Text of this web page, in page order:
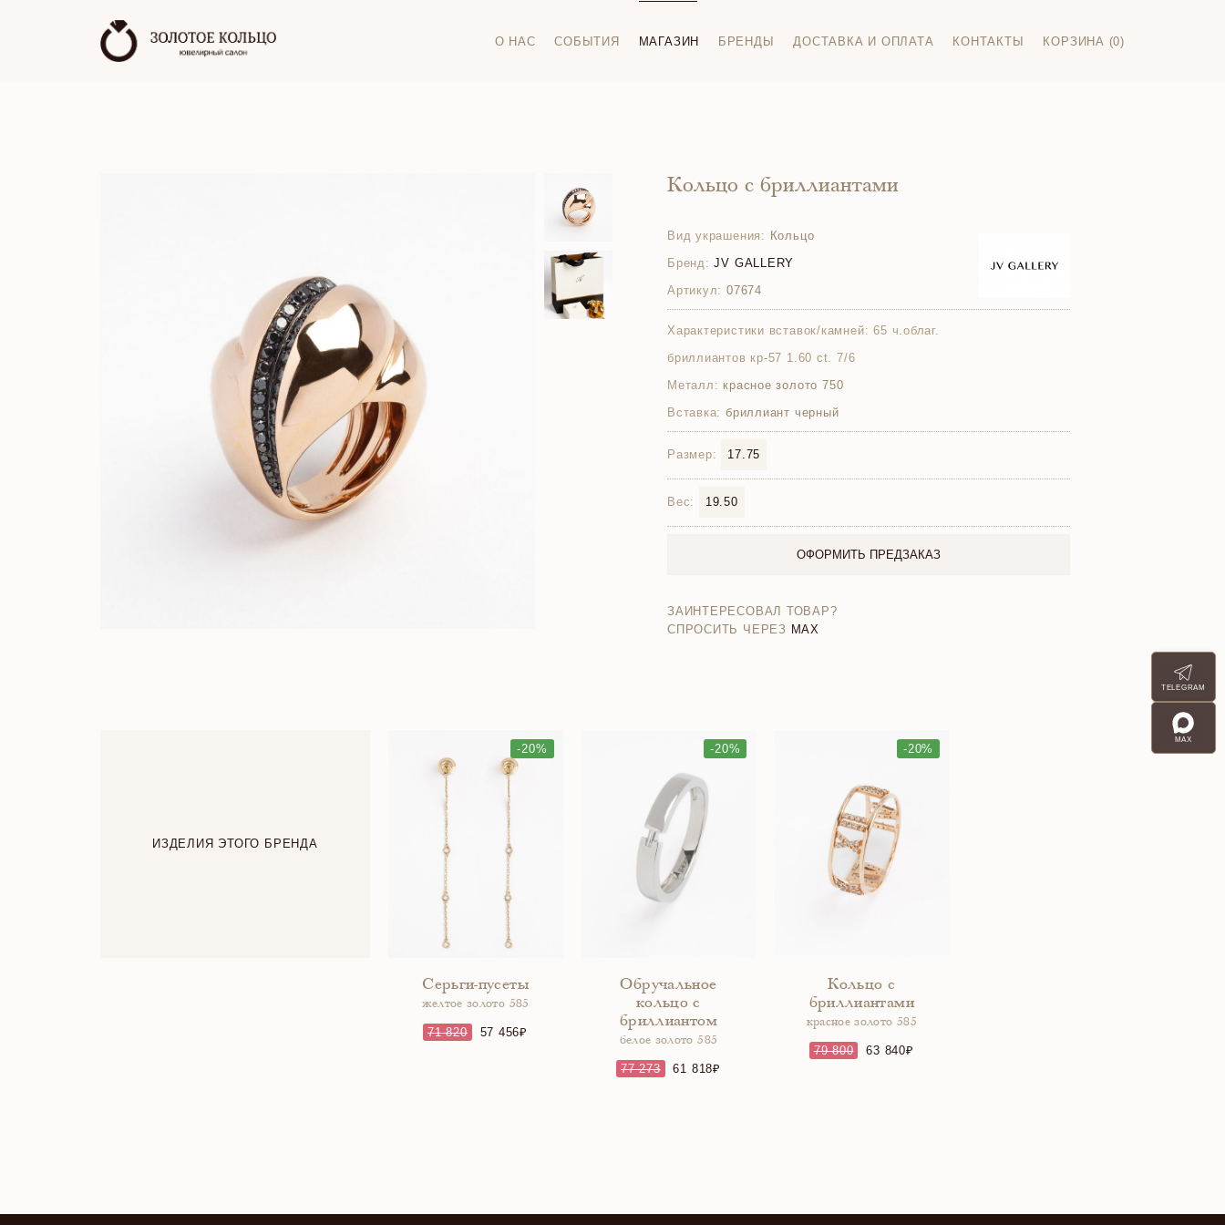
О НАС СОБЫТИЯ МАГАЗИН БРЕНДЫ ДОСТАВКА И ОПЛАТА КОНТАКТЫ КОРЗИНА (0)
Кольцо с бриллиантами
Вид украшения: Кольцо
Бренд: JV GALLERY
Артикул: 07674
Характеристики вставок/камней: 65 ч.облаг.
бриллиантов кр-57 1.60 ct. 7/6
Металл: красное золото 750
Вставка: бриллиант черный
Размер: 17.75
Вес: 19.50
ОФОРМИТЬ ПРЕДЗАКАЗ
ЗАИНТЕРЕСОВАЛ ТОВАР?
СПРОСИТЬ ЧЕРЕЗ MAX
ИЗДЕЛИЯ ЭТОГО БРЕНДА
-20%
Серьги-пусеты
желтое золото 585
71 820 57 456
-20%
Обручальное
кольцо с
бриллиантом
белое золото 585
77 273 61 818
-20%
Кольцо с
бриллиантами
красное золото 585
79 800 63 840
TELEGRAM
MAX